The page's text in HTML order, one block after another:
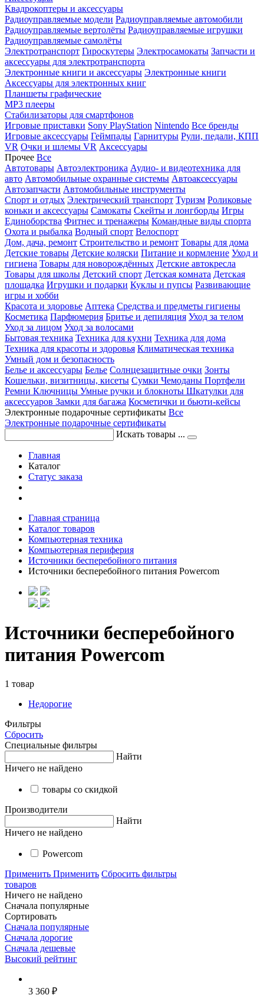
Квадрокоптеры и аксессуары
Радиоуправляемые модели Радиоуправляемые автомобили
Радиоуправляемые вертолёты Радиоуправляемые игрушки
Радиоуправляемые самолёты
Электротранспорт Гироскутеры Электросамокаты Запчасти и
аксессуары для электротранспорта
Электронные книги и аксессуары Электронные книги
Аксессуары для электронных книг
Планшеты графические
MP3 плееры
Стабилизаторы для смартфонов
Игровые приставки Sony PlayStation Nintendo Все бренды
Игровые аксессуары Геймпады Гарнитуры Рули, педали, КПП
VR Очки и шлемы VR Аксессуары
Прочее Все
Автотовары Автоэлектроника Аудио- и видеотехника для
авто Автомобильные охранные системы Автоаксессуары
Автозапчасти Автомобильные инструменты
Спорт и отдых Электрический транспорт Туризм Роликовые
коньки и аксессуары Самокаты Скейты и лонгборды Игры
Единоборства Фитнес и тренажеры Командные виды спорта
Охота и рыбалка Водный спорт Велоспорт
Дом, дача, ремонт Строительство и ремонт Товары для дома
Детские товары Детские коляски Питание и кормление Уход и
гигиена Товары для новорождённых Детские автокресла
Товары для школы Детский спорт Детская комната Детская
площадка Игрушки и подарки Куклы и пупсы Развивающие
игры и хобби
Красота и здоровье Аптека Средства и предметы гигиены
Косметика Парфюмерия Бритье и депиляция Уход за телом
Уход за лицом Уход за волосами
Бытовая техника Техника для кухни Техника для дома
Техника для красоты и здоровья Климатическая техника
Умный дом и безопасность
Белье и аксессуары Белье Солнцезащитные очки Зонты
Кошельки, визитницы, кисеты Сумки Чемоданы Портфели
Ремни Ключницы Умные ручки и блокноты Шкатулки для
аксессуаров Замки для багажа Косметички и бьюти-кейсы
Электронные подарочные сертификаты Все
Электронные подарочные сертификаты
Искать товары ...
Главная
Каталог
Статус заказа
Главная страница
Каталог товаров
Компьютерная техника
Компьютерная периферия
Источники бесперебойного питания
Источники бесперебойного питания Powercom
Источники бесперебойного
питания Powercom
1 товар
Недорогие
Фильтры
Сбросить
Специальные фильтры
Найти
Ничего не найдено
товары со скидкой
Производители
Найти
Ничего не найдено
Powercom
Применить Применить Сбросить фильтры
товаров
Ничего не найдено
Сначала популярные
Сортировать
Сначала популярные
Сначала дорогие
Сначала дешевые
Высокий рейтинг
3 360 ₽